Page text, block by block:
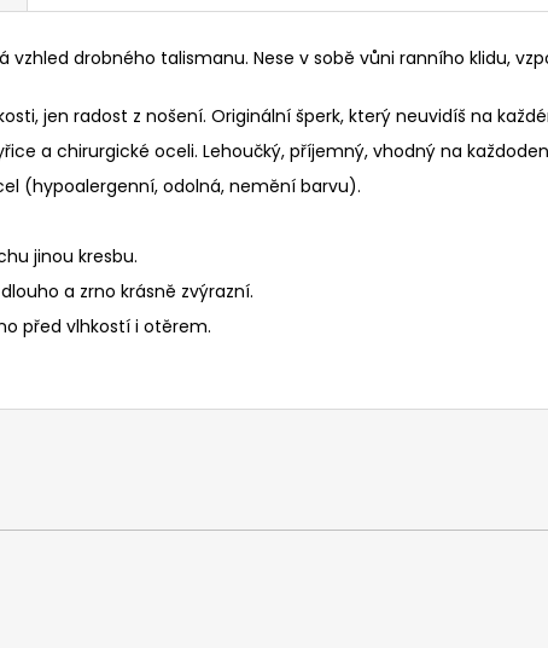
drobného talismanu. Nese v sobě vůni ranního klidu,
jen radost z nošení. Originální šperk, který neuvidíš na
a chirurgické oceli. Lehoučký, příjemný, vhodný na
(hypoalergenní, odolná, nemění barvu).
jinou kresbu.
a zrno krásně zvýrazní.
před vlhkostí i otěrem.